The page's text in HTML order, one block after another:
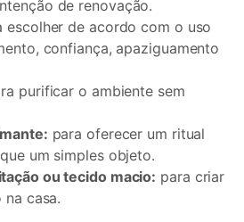
de renovação.
escolher de acordo com o uso
confiança, apaziguamento
purificar o ambiente sem
para oferecer um ritual
um simples objeto.
ou tecido macio: para criar
casa.